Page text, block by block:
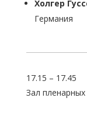
Холгер
Германия
17.15 – 17.45
Зал пленарных